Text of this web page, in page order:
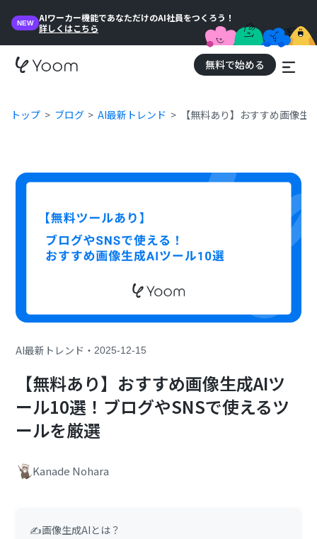
NEW
AIワーカー機能であなただけのAI社員をつくろう！
詳しくはこちら
無料で始める
トップ ブログ AI最新トレンド 【無料あり】おすすめ画像
AI最新トレンド ・2025-12-15
【無料あり】おすすめ画像生成AIツ
ール10選！ブログやSNSで使えるツ
ールを厳選
Kanade Nohara
✍️画像生成AIとは？